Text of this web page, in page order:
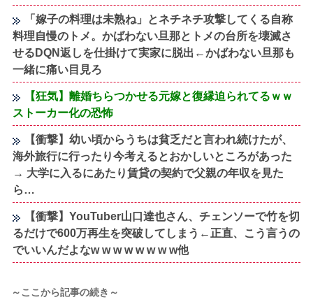
「嫁子の料理は未熟ね」とネチネチ攻撃してくる自称
料理自慢のトメ。かばわない旦那とトメの台所を壊滅さ
せるDQN返しを仕掛けて実家に脱出←かばわない旦那も
一緒に痛い目見ろ
【狂気】離婚ちらつかせる元嫁と復縁迫られてるｗｗ
ストーカー化の恐怖
【衝撃】幼い頃からうちは貧乏だと言われ続けたが、
海外旅行に行ったり今考えるとおかしいところがあった
→ 大学に入るにあたり賃貸の契約で父親の年収を見た
ら…
【衝撃】YouTuber山口達也さん、チェンソーで竹を切
るだけで600万再生を突破してしまう←正直、こう言うの
でいいんだよなw w w w w w w w他
～ここから記事の続き～